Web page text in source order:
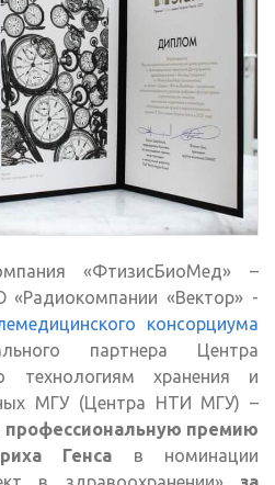
«ФтизисБиоМед» –
«Вектор» -
консорциума
партнера Центра
технологиям хранения и
МГУ (Центра НТИ МГУ) –
премию
Генса в номинации